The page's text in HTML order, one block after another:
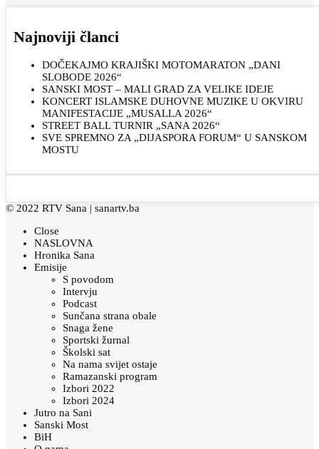
Najnoviji članci
DOČEKAJMO KRAJIŠKI MOTOMARATON „DANI
SLOBODE 2026“
SANSKI MOST – MALI GRAD ZA VELIKE IDEJE
KONCERT ISLAMSKE DUHOVNE MUZIKE U OKVIRU
MANIFESTACIJE „MUSALLA 2026“
STREET BALL TURNIR „SANA 2026“
SVE SPREMNO ZA „DIJASPORA FORUM“ U SANSKOM
MOSTU
© 2022 RTV Sana | sanartv.ba
Close
NASLOVNA
Hronika Sana
Emisije
S povodom
Intervju
Podcast
Sunčana strana obale
Snaga žene
Sportski žurnal
Školski sat
Na nama svijet ostaje
Ramazanski program
Izbori 2022
Izbori 2024
Jutro na Sani
Sanski Most
BiH